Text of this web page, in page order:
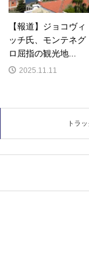
【報道】ジョコヴィ
ッチ氏、モンテネグ
ロ屈指の観光地...
2025.11.11
トラ